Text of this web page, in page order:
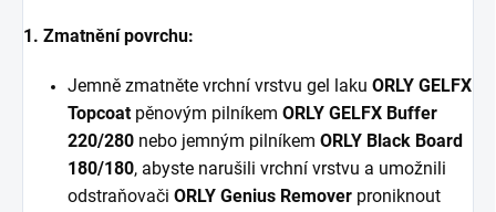
1. Zmatnění povrchu:
Jemně zmatněte vrchní vrstvu gel laku ORLY GELFX
Topcoatpěnovým pilníkem ORLY GELFX Buffer
220/280 nebo jemným pilníkem ORLY Black Board
180/180, abyste narušili vrchní vrstvu a umožnili
odstraňovači ORLY Genius Remover proniknout